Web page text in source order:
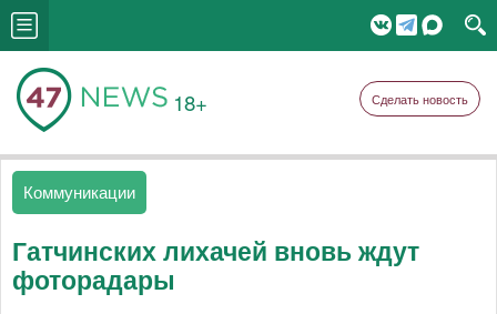
18+ Сделать новость
Коммуникации
Гатчинских лихачей вновь ждут
фоторадары